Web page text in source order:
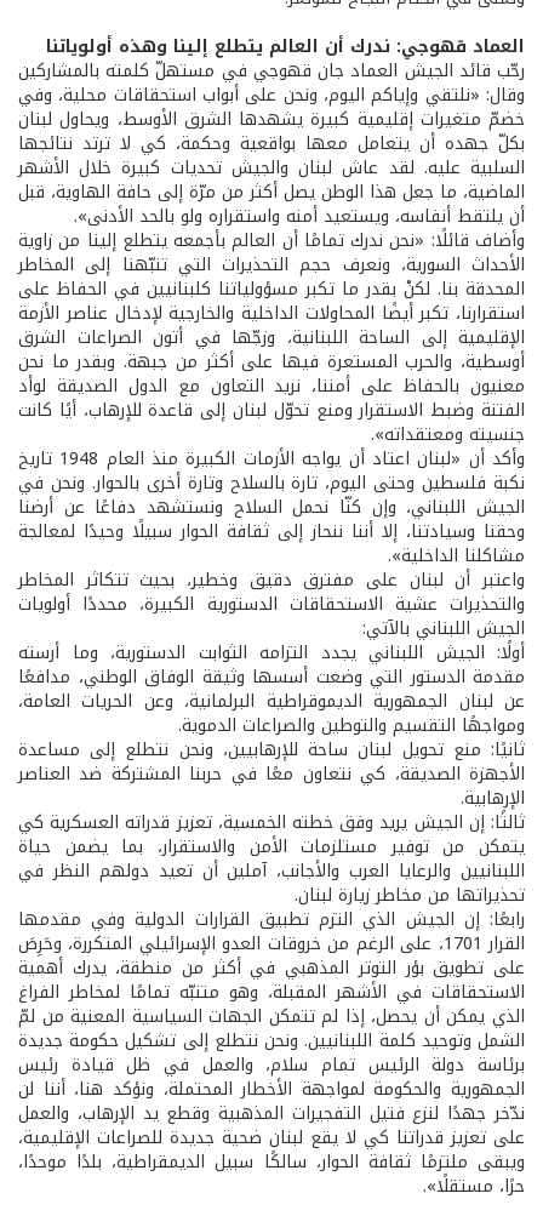
العماد قهوجي: ندرك أن العالم يتطلع إلينا وهذه أولوياتنا
رحّب قائد الجيش العماد جان قهوجي في مستهلّ كلمته بالمشاركين
وقال: «نلتقي وإياكم اليوم، ونحن على أبواب استحقاقات محلية، وفي
خضمّ متغيرات إقليمية كبيرة يشهدها الشرق الأوسط، ويحاول لبنان
بكلّ جهده أن يتعامل معها بواقعية وحكمة، كي لا ترتد نتائجها
السلبية عليه. لقد عاش لبنان والجيش تحديات كبيرة خلال الأشهر
الماضية، ما جعل هذا الوطن يصل أكثر من مرّة إلى حافة الهاوية، قبل
أن يلتقط أنفاسه، ويستعيد أمنه واستقراره ولو بالحد الأدنى».
وأضاف قائلًا: «نحن ندرك تمامًا أن العالم بأجمعه يتطلع إلينا من زاوية
الأحداث السورية، ونعرف حجم التحذيرات التي تنبّهنا إلى المخاطر
المحدقة بنا. لكنْ بقدر ما تكبر مسؤولياتنا كلبنانيين في الحفاظ على
استقرارنا، تكبر أيضًا المحاولات الداخلية والخارجية لإدخال عناصر الأزمة
الإقليمية إلى الساحة اللبنانية، وزجّها في أتون الصراعات الشرق
أوسطية، والحرب المستعرة فيها على أكثر من جبهة. وبقدر ما نحن
معنيون بالحفاظ على أمننا، نريد التعاون مع الدول الصديقة لوأد
الفتنة وضبط الاستقرار ومنع تحوّل لبنان إلى قاعدة للإرهاب، أيًا كانت
جنسيته ومعتقداته».
وأكد أن «لبنان اعتاد أن يواجه الأزمات الكبيرة منذ العام 1948 تاريخ
نكبة فلسطين وحتى اليوم، تارة بالسلاح وتارة أخرى بالحوار. ونحن في
الجيش اللبناني، وإن كنّا نحمل السلاح ونستشهد دفاعًا عن أرضنا
وحقنا وسيادتنا، إلا أننا ننحاز إلى ثقافة الحوار سبيلًا وحيدًا لمعالجة
مشاكلنا الداخلية».
واعتبر أن لبنان على مفترق دقيق وخطير، بحيث تتكاثر المخاطر
والتحذيرات عشية الاستحقاقات الدستورية الكبيرة، محددًا أولويات
الجيش اللبناني بالآتي:
أولًا: الجيش اللبناني يجدد التزامه الثوابت الدستورية، وما أرسته
مقدمة الدستور التي وضعت أسسها وثيقة الوفاق الوطني، مدافعًا
عن لبنان الجمهورية الديموقراطية البرلمانية، وعن الحريات العامة،
ومواجهًا التقسيم والتوطين والصراعات الدموية.
ثانيًا: منع تحويل لبنان ساحة للإرهابيين، ونحن نتطلع إلى مساعدة
الأجهزة الصديقة، كي نتعاون معًا في حربنا المشتركة ضد العناصر
الإرهابية.
ثالثًا: إن الجيش يريد وفق خطته الخمسية، تعزيز قدراته العسكرية كي
يتمكن من توفير مستلزمات الأمن والاستقرار، بما يضمن حياة
اللبنانيين والرعايا العرب والأجانب، آملين أن تعيد دولهم النظر في
تحذيراتها من مخاطر زيارة لبنان.
رابعًا: إن الجيش الذي التزم تطبيق القرارات الدولية وفي مقدمها
القرار 1701، على الرغم من خروقات العدو الإسرائيلي المتكررة، وحَرِصَ
على تطويق بؤر التوتر المذهبي في أكثر من منطقة، يدرك أهمية
الاستحقاقات في الأشهر المقبلة، وهو متنبّه تمامًا لمخاطر الفراغ
الذي يمكن أن يحصل، إذا لم تتمكن الجهات السياسية المعنية من لمّ
الشمل وتوحيد كلمة اللبنانيين. ونحن نتطلع إلى تشكيل حكومة جديدة
برئاسة دولة الرئيس تمام سلام، والعمل في ظل قيادة رئيس
الجمهورية والحكومة لمواجهة الأخطار المحتملة، ونؤكد هنا، أننا لن
ندّخر جهدًا لنزع فتيل التفجيرات المذهبية وقطع يد الإرهاب، والعمل
على تعزيز قدراتنا كي لا يقع لبنان ضحية جديدة للصراعات الإقليمية،
ويبقى ملتزمًا ثقافة الحوار، سالكًا سبيل الديمقراطية، بلدًا موحدًا،
حرًا، مستقلًا».